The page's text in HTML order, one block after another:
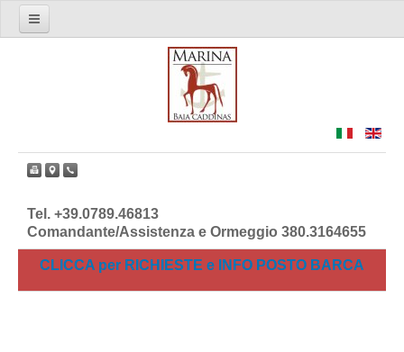
Il Marina di Baia Caddinas
Dove Siamo
Tel. +39.0789.46813
Comandante/Assistenza e Ormeggio 380.3164655
CLICCA per RICHIESTE e INFO POSTO BARCA